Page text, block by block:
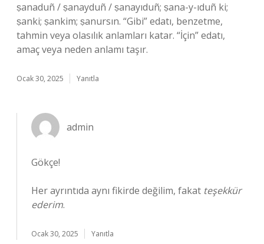
ṣanaduñ / ṣanayduñ / ṣanayıduñ; ṣana-y-ıduñ ki;
ṣanki; ṣankim; ṣanursın. “Gibi” edatı, benzetme,
tahmin veya olasılık anlamları katar. “İçin” edatı,
amaç veya neden anlamı taşır.
Ocak 30, 2025 Yanıtla
admin
Gökçe!
Her ayrıntıda aynı fikirde değilim, fakat teşekkür
ederim.
Ocak 30, 2025 Yanıtla